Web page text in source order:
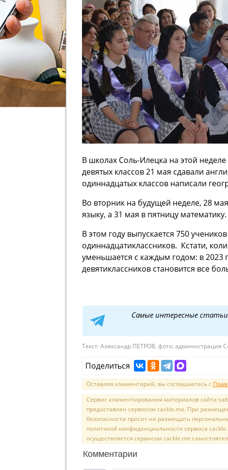
В школах Соль-Илецка на этой
девятых классов 21 мая сдавали
одиннадцатых классов написали
Во вторник на будущей неделе, 28
языку, а 31 мая в пятницу математику.
В этом году выпускается 750
одиннадцатиклассников. Кстати,
уменьшается с каждым годом: в 2023
девятиклассников становится все
Самые интересные статьи
Текст: Александр ПЕТРОВ, фото: администрация
Поделиться
Оставляя комментарий, вы соглашаетесь с
Сервис комментирования материалов сайта
предоставлен сервисом cackle.me. При
безопасности просит не размещать
политикой конфиденциальности сервиса
осуществляется сервисом cackle.me
Комментарии